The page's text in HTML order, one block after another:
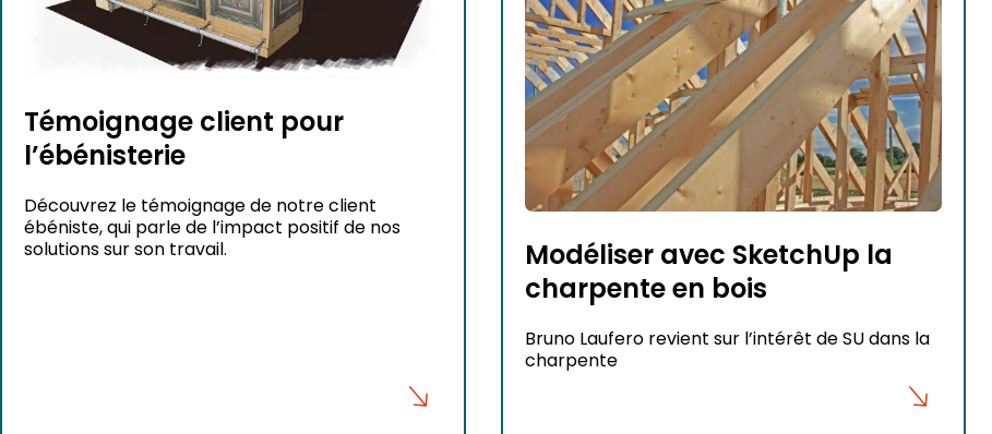
Témoignage client pour
l’ébénisterie
Découvrez le témoignage de notre client
ébéniste, qui parle de l’impact positif de nos
solutions sur son travail.
Modéliser avec SketchUp la
charpente en bois
Bruno Laufero revient sur l’intérêt de SU dans la
charpente